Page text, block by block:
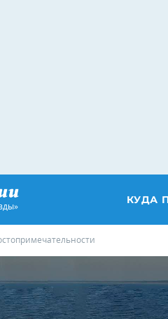
КУДА